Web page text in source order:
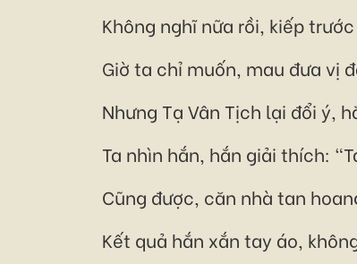
Không nghĩ nữa rồi, kiếp
Giờ ta chỉ muốn, mau đưa vị
Nhưng Tạ Vân Tịch lại đổi ý,
Ta nhìn hắn, hắn giải thích:
Cũng được, căn nhà tan
Kết quả hắn xắn tay áo,